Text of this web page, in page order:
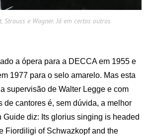
e Wagner. Já em certos outros
a ópera para a DECCA em 1955 e
1977 para o selo amarelo. Mas esta
supervisão de Walter Legge e com
de cantores é, sem dúvida, a melhor
Guide diz: Its glorius singing is headed
Fiordiligi of Schwazkopf and the